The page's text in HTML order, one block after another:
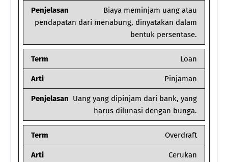
Penjelasan
Biaya meminjam uang atau
pendapatan dari menabung, dinyatakan dalam
bentuk persentase.
Term Loan
Arti Pinjaman
Penjelasan Uang yang dipinjam dari bank, yang
harus dilunasi dengan bunga.
Term Overdraft
Arti Cerukan